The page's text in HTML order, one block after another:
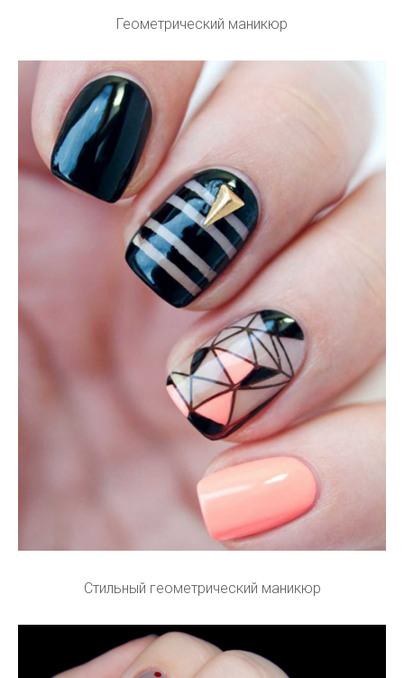
Геометрический маникюр
Стильный геометрический маникюр